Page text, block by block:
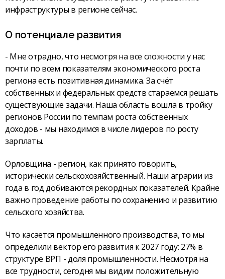
инфраструктуры в регионе сейчас.
О потенциале развития
- Мне отрадно, что несмотря на все сложности у нас
почти по всем показателям экономического роста
региона есть позитивная динамика. За счёт
собственных и федеральных средств стараемся решать
существующие задачи. Наша область вошла в тройку
регионов России по темпам роста собственных
доходов - мы находимся в числе лидеров по росту
зарплаты.
Орловщина - регион, как принято говорить,
исторически сельскохозяйственный. Наши аграрии из
года в год добиваются рекордных показателей. Крайне
важно проведение работы по сохранению и развитию
сельского хозяйства.
Что касается промышленного производства, то мы
определили вектор его развития к 2027 году: 27% в
структуре ВРП - доля промышленности. Несмотря на
все трудности, сегодня мы видим положительную